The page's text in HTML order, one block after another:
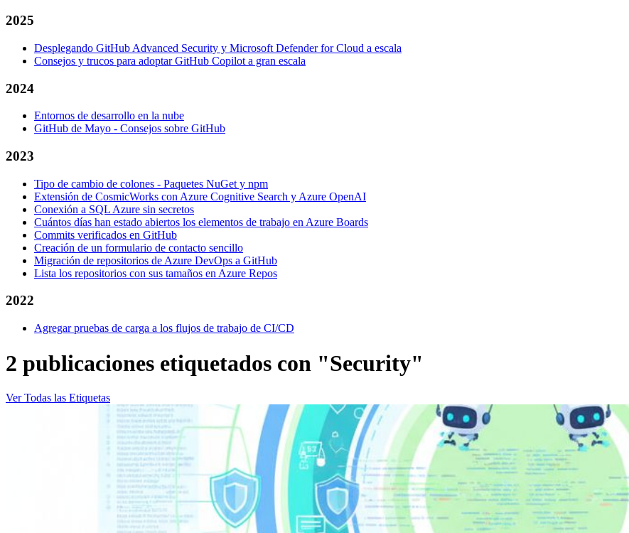
2025
Desplegando GitHub Advanced Security y Microsoft Defender for Cloud a escala
Consejos y trucos para adoptar GitHub Copilot a gran escala
2024
Entornos de desarrollo en la nube
GitHub de Mayo - Consejos sobre GitHub
2023
Tipo de cambio de colones - Paquetes NuGet y npm
Extensión de CosmicWorks con Azure Cognitive Search y Azure OpenAI
Conexión a SQL Azure sin secretos
Cuántos días han estado abiertos los elementos de trabajo en Azure Boards
Commits verificados en GitHub
Creación de un formulario de contacto sencillo
Migración de repositorios de Azure DevOps a GitHub
Lista los repositorios con sus tamaños en Azure Repos
2022
Agregar pruebas de carga a los flujos de trabajo de CI/CD
2 publicaciones etiquetados con "Security"
Ver Todas las Etiquetas